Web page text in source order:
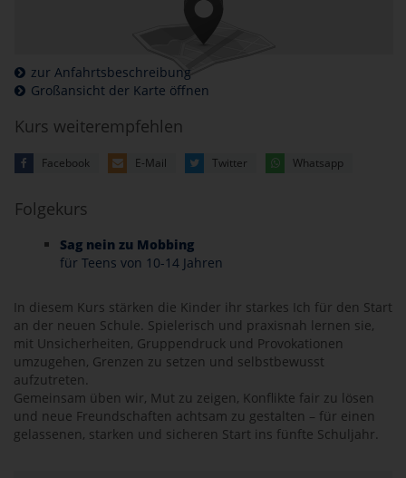
zur Anfahrtsbeschreibung
Großansicht der Karte öffnen
Kurs weiterempfehlen
Facebook E-Mail Twitter Whatsapp
Folgekurs
Sag nein zu Mobbing
für Teens von 10-14 Jahren
In diesem Kurs stärken die Kinder ihr starkes Ich für den Start
an der neuen Schule. Spielerisch und praxisnah lernen sie,
mit Unsicherheiten, Gruppendruck und Provokationen
umzugehen, Grenzen zu setzen und selbstbewusst
aufzutreten.
Gemeinsam üben wir, Mut zu zeigen, Konflikte fair zu lösen
und neue Freundschaften achtsam zu gestalten – für einen
gelassenen, starken und sicheren Start ins fünfte Schuljahr.